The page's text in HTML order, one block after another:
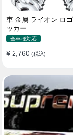
車 金属 ライオン ロ
ッカー
全車種対応
¥ 2,760 (税込)